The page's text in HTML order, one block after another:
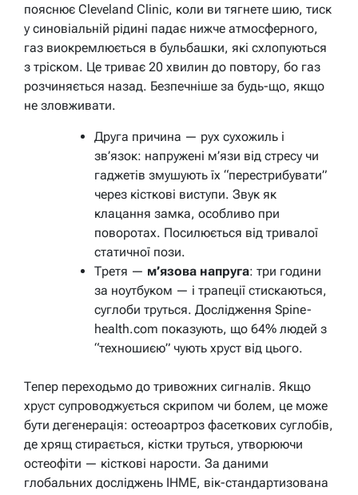
пояснює Cleveland Clinic, коли ви тягнете шию, тиск
у синовіальній рідині падає нижче атмосферного,
газ виокремлюється в бульбашки, які схлопуються
з тріском. Це триває 20 хвилин до повтору, бо газ
розчиняється назад. Безпечніше за будь-що, якщо
не зловживати.
Друга причина — рух сухожиль і
зв’язок: напружені м’язи від стресу чи
гаджетів змушують їх “перестрибувати”
через кісткові виступи. Звук як
клацання замка, особливо при
поворотах. Посилюється від тривалої
статичної пози.
Третя — м’язова напруга: три години
за ноутбуком — і трапеції стискаються,
суглоби труться. Дослідження Spine-
health.com показують, що 64% людей з
“техношиєю” чують хруст від цього.
Тепер переходьмо до тривожних сигналів. Якщо
хруст супроводжується скрипом чи болем, це може
бути дегенерація: остеоартроз фасеткових суглобів,
де хрящ стирається, кістки труться, утворюючи
остеофіти — кісткові нарости. За даними
глобальних досліджень IHME, вік-стандартизована